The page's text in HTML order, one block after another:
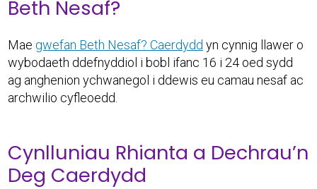
Beth Nesaf?
Mae gwefan Beth Nesaf? Caerdydd yn cynnig llawer o
wybodaeth ddefnyddiol i bobl ifanc 16 i 24 oed sydd
ag anghenion ychwanegol i ddewis eu camau nesaf ac
archwilio cyfleoedd.
Cynlluniau Rhianta a Dechrau’n
Deg Caerdydd